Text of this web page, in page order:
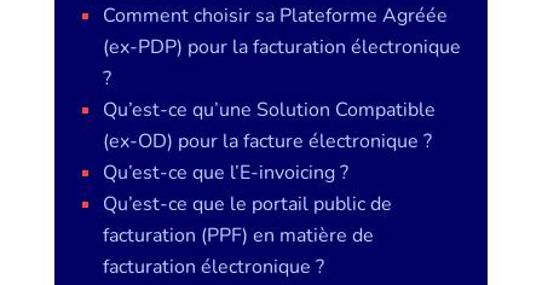
Comment choisir sa Plateforme Agréée
(ex-PDP) pour la facturation électronique
?
Qu’est-ce qu’une Solution Compatible
(ex-OD) pour la facture électronique ?
Qu’est-ce que l’E-invoicing ?
Qu’est-ce que le portail public de
facturation (PPF) en matière de
facturation électronique ?